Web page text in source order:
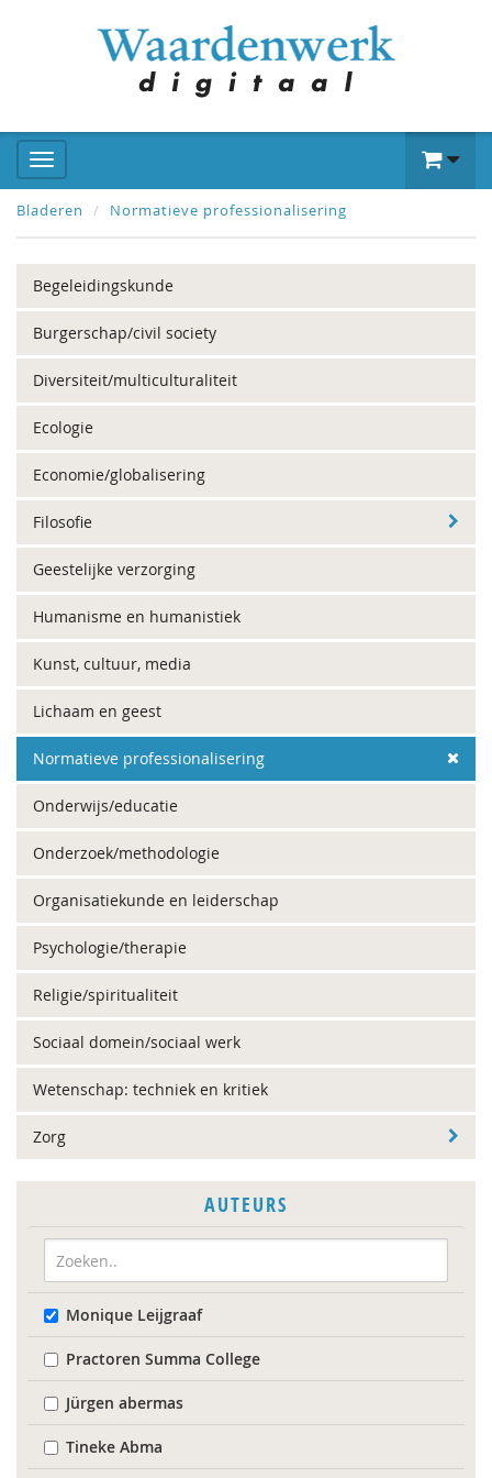
Bladeren Normatieve professionalisering
Begeleidingskunde
Burgerschap/civil society
Diversiteit/multiculturaliteit
Ecologie
Economie/globalisering
Filosofie
Geestelijke verzorging
Humanisme en humanistiek
Kunst, cultuur, media
Lichaam en geest
Normatieve professionalisering
Onderwijs/educatie
Onderzoek/methodologie
Organisatiekunde en leiderschap
Psychologie/therapie
Religie/spiritualiteit
Sociaal domein/sociaal werk
Wetenschap: techniek en kritiek
Zorg
AUTEURS
Monique Leijgraaf
Practoren Summa College
Jürgen abermas
Tineke Abma